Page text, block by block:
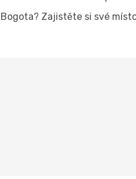
Zajistěte si své